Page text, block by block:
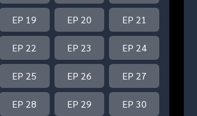
EP 19 EP 20 EP 21
EP 22 EP 23 EP 24
EP 25 EP 26 EP 27
EP 28 EP 29 EP 30